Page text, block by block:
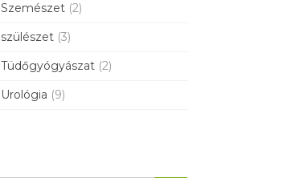
Szemészet (2)
szülészet (3)
Tüdőgyógyászat (2)
Urológia (9)